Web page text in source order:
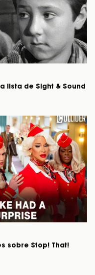
lista de Sight & Sound
sobre Stop! That!